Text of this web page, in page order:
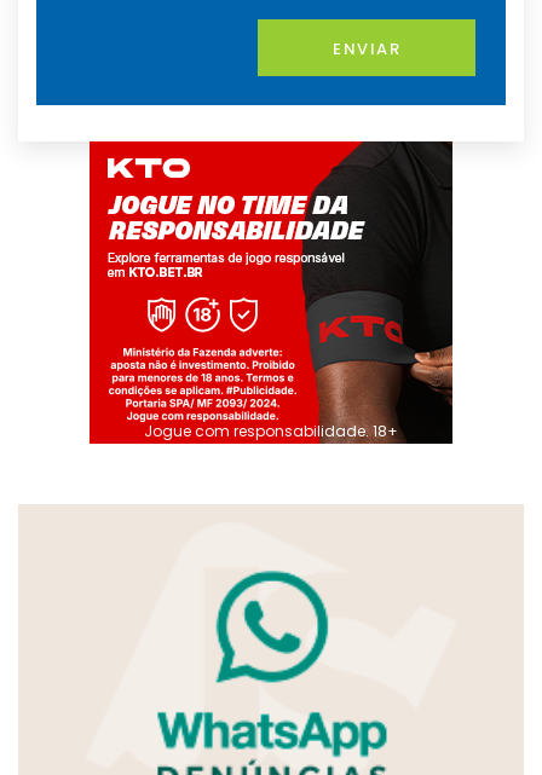
ENVIAR
Jogue com responsabilidade. 18+